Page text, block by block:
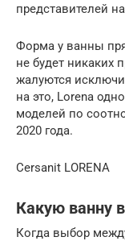
представителей
Форма у ванны
не будет никаких
жалуются
на это, Lorena
моделей по
2020 года.
Cersanit LORENA
Какую ванну
Когда выбор